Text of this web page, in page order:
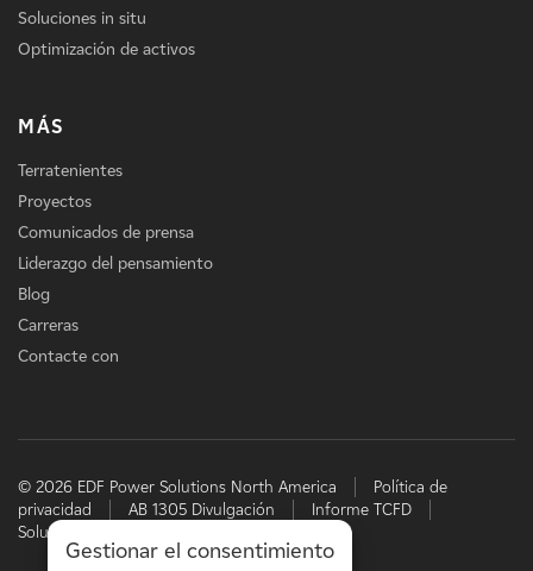
Soluciones in situ
Optimización de activos
MÁS
Terratenientes
Proyectos
Comunicados de prensa
Liderazgo del pensamiento
Blog
Carreras
Contacte con
© 2026 EDF Power Solutions North America
Política de
privacidad
AB 1305 Divulgación
Informe TCFD
Soluciones energéticas de EDF
Gestionar el consentimiento